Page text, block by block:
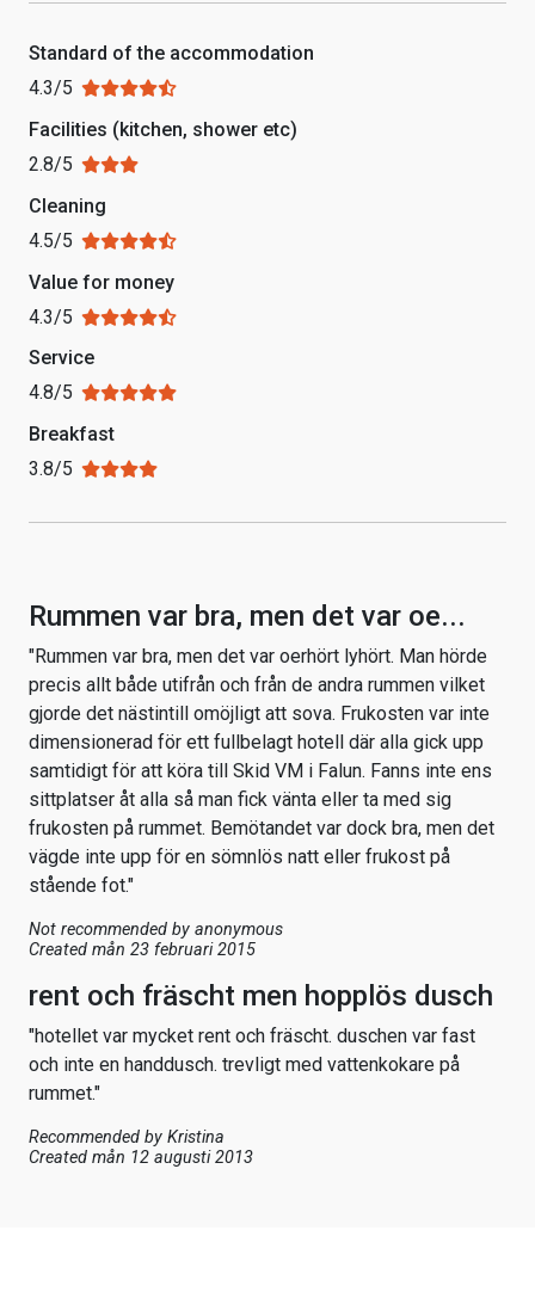
Standard of the accommodation
4.3/5
Facilities (kitchen, shower etc)
2.8/5
Cleaning
4.5/5
Value for money
4.3/5
Service
4.8/5
Breakfast
3.8/5
Rummen var bra, men det var oe...
"Rummen var bra, men det var oerhört lyhört. Man hörde
precis allt både utifrån och från de andra rummen vilket
gjorde det nästintill omöjligt att sova. Frukosten var inte
dimensionerad för ett fullbelagt hotell där alla gick upp
samtidigt för att köra till Skid VM i Falun. Fanns inte ens
sittplatser åt alla så man fick vänta eller ta med sig
frukosten på rummet. Bemötandet var dock bra, men det
vägde inte upp för en sömnlös natt eller frukost på
stående fot."
Not recommended by anonymous
Created mån 23 februari 2015
rent och fräscht men hopplös dusch
"hotellet var mycket rent och fräscht. duschen var fast
och inte en handdusch. trevligt med vattenkokare på
rummet."
Recommended by Kristina
Created mån 12 augusti 2013